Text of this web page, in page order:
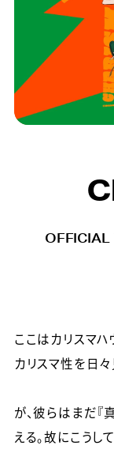
OFFICIAL
ここはカリスマ
カリスマ性を日々
が、彼らはまだ『
える。故にこうし